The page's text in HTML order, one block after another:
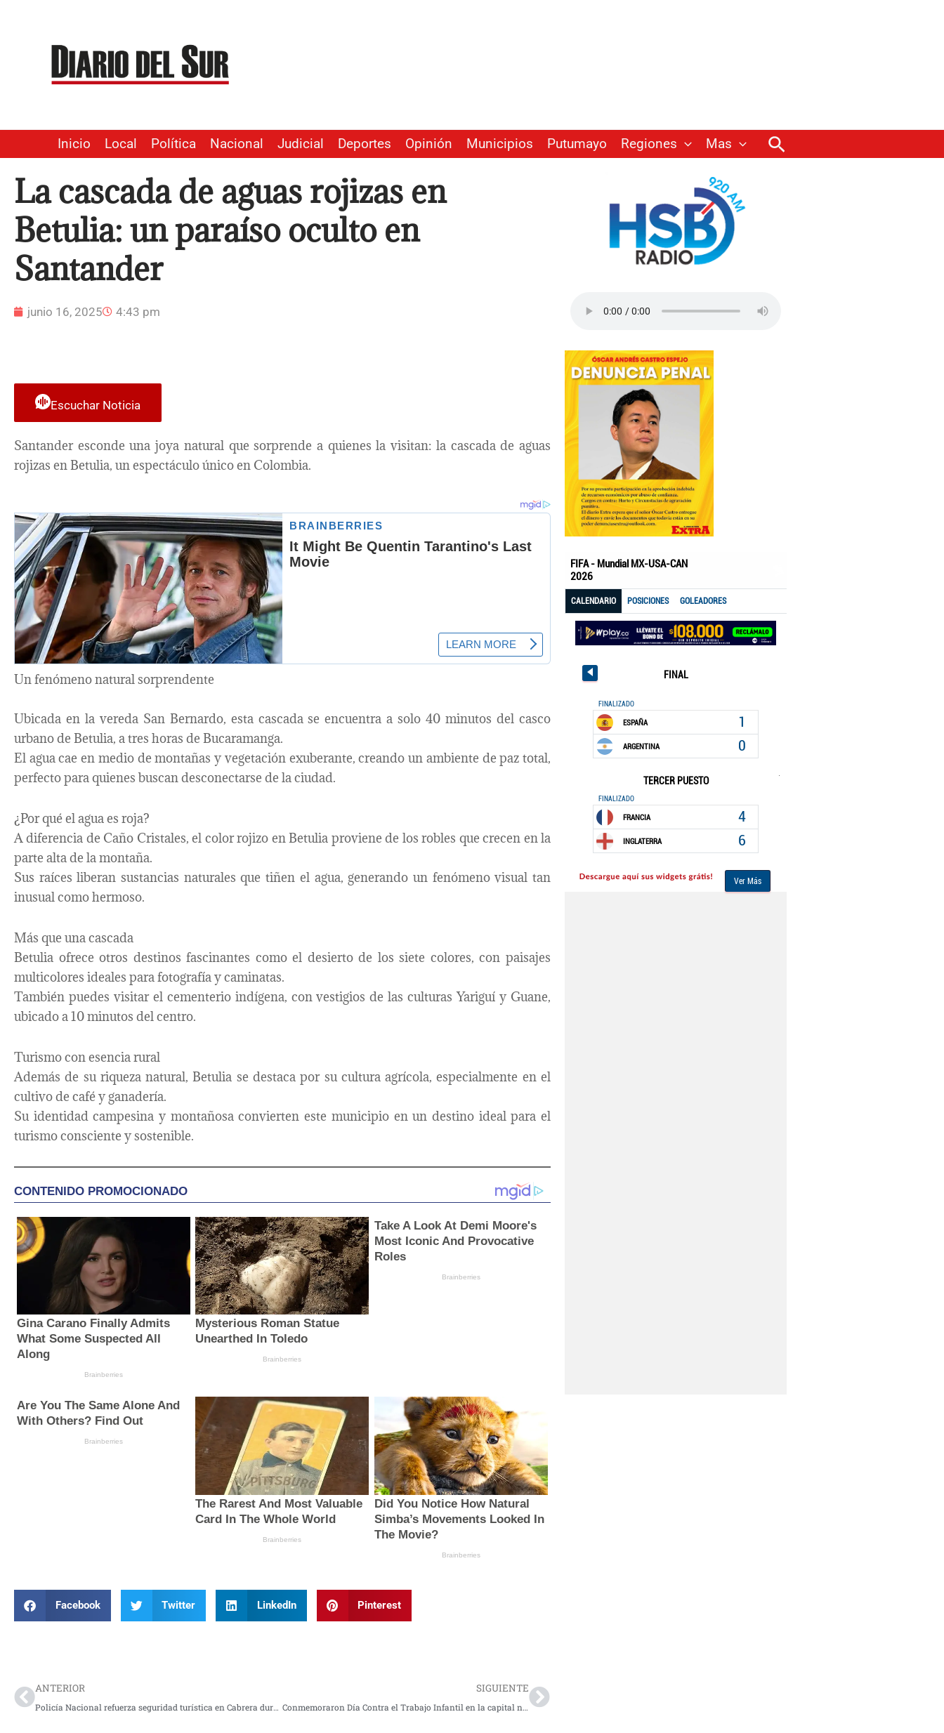
contenido
Inicio Local Política Nacional Judicial Deportes Opinión Municipios Putumayo Regiones Mas Buscar
La cascada de aguas rojizas en
Betulia: un paraíso oculto en
Santander
junio 16, 2025 4:43 pm
Escuchar Noticia
Santander esconde una joya natural que sorprende a quienes la visitan: la cascada de aguas
rojizas en Betulia, un espectáculo único en Colombia.
Un fenómeno natural sorprendente
Ubicada en la vereda San Bernardo, esta cascada se encuentra a solo 40 minutos del casco
urbano de Betulia, a tres horas de Bucaramanga.
El agua cae en medio de montañas y vegetación exuberante, creando un ambiente de paz total,
perfecto para quienes buscan desconectarse de la ciudad.
¿Por qué el agua es roja?
A diferencia de Caño Cristales, el color rojizo en Betulia proviene de los robles que crecen en la
parte alta de la montaña.
Sus raíces liberan sustancias naturales que tiñen el agua, generando un fenómeno visual tan
inusual como hermoso.
Más que una cascada
Betulia ofrece otros destinos fascinantes como el desierto de los siete colores, con paisajes
multicolores ideales para fotografía y caminatas.
También puedes visitar el cementerio indígena, con vestigios de las culturas Yariguí y Guane,
ubicado a 10 minutos del centro.
Turismo con esencia rural
Además de su riqueza natural, Betulia se destaca por su cultura agrícola, especialmente en el
cultivo de café y ganadería.
Su identidad campesina y montañosa convierten este municipio en un destino ideal para el
turismo consciente y sostenible.
Facebook Twitter LinkedIn Pinterest
ANTERIOR
Policía Nacional refuerza seguridad turística en Cabrera durante el Día del Padre
SIGUIENTE
Conmemoraron Día Contra el Trabajo Infantil en la capital nariñense